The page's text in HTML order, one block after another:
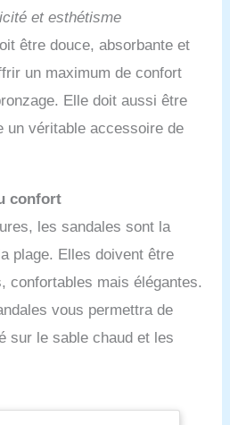
et esthétisme
être douce, absorbante et
un maximum de confort
Elle doit aussi être
un véritable accessoire de
confort
les sandales sont la
plage. Elles doivent être
confortables mais élégantes.
vous permettra de
sur le sable chaud et les